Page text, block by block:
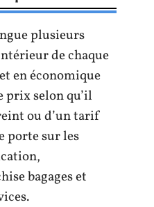
plusieurs
de chaque
en économique
prix selon qu’il
ou d’un tarif
porte sur les
bagages et